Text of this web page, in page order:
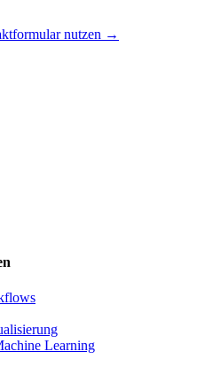
nutzen →
Learning